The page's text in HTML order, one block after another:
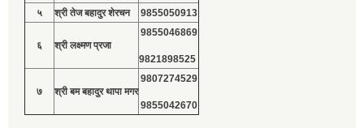
५
श्री तेज बहादुर शेरचन 9855050913
६ श्री लक्ष्मण प्रजा
9855046869
9821898525
७ श्री बम बहादुर थापा मगर
9807274529
9855042670